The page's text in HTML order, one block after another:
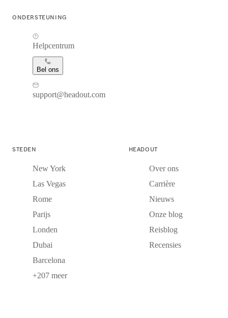
ONDERSTEUNING
Helpcentrum
Bel ons
support@headout.com
STEDEN
New York
Las Vegas
Rome
Parijs
Londen
Dubai
Barcelona
+207 meer
HEADOUT
Over ons
Carrière
Nieuws
Onze blog
Reisblog
Recensies